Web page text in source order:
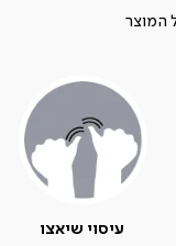
המוצר
עיסוי שיאצו